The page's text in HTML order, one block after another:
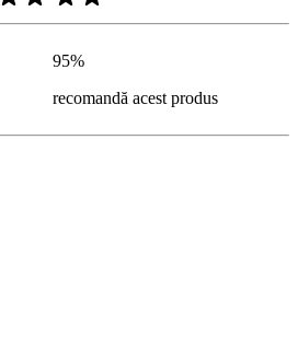
95%
recomandă acest produs